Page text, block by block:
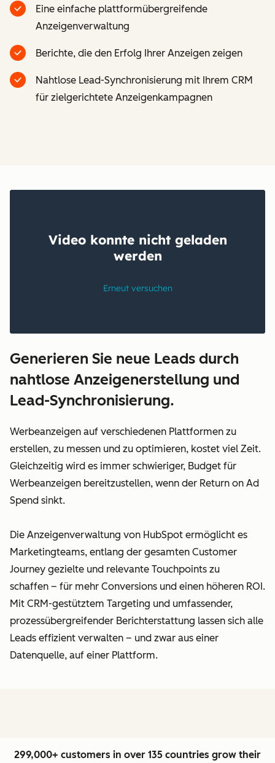
Eine einfache plattformübergreifende
Anzeigenverwaltung
Berichte, die den Erfolg Ihrer Anzeigen zeigen
Nahtlose Lead-Synchronisierung mit Ihrem CRM
für zielgerichtete Anzeigenkampagnen
Generieren Sie neue Leads durch
nahtlose Anzeigenerstellung und
Lead-Synchronisierung.
Werbeanzeigen auf verschiedenen Plattformen zu
erstellen, zu messen und zu optimieren, kostet viel Zeit.
Gleichzeitig wird es immer schwieriger, Budget für
Werbeanzeigen bereitzustellen, wenn der Return on Ad
Spend sinkt.
Die Anzeigenverwaltung von HubSpot ermöglicht es
Marketingteams, entlang der gesamten Customer
Journey gezielte und relevante Touchpoints zu
schaffen – für mehr Conversions und einen höheren ROI.
Mit CRM-gestütztem Targeting und umfassender,
prozessübergreifender Berichterstattung lassen sich alle
Leads effizient verwalten – und zwar aus einer
Datenquelle, auf einer Plattform.
299,000+ customers in over 135 countries grow their